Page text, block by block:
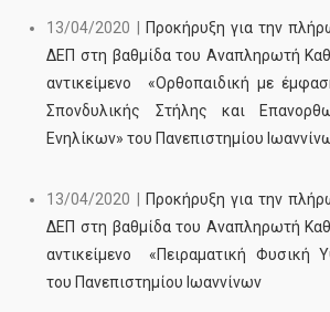
13/04/2020 |
Προκήρυξη για την
ΔΕΠ στη βαθμίδα του Αναπληρωτή
αντικείμενο «Ορθοπαιδική με
Σπονδυλικής Στήλης και
Ενηλίκων» του Πανεπιστημίου
13/04/2020 |
Προκήρυξη για την
ΔΕΠ στη βαθμίδα του Αναπληρωτή
αντικείμενο «Πειραματική Φυσική
του Πανεπιστημίου Ιωαννίνων